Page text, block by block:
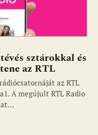
sztárokkal és
az RTL
az RTL
A megújult RTL Radio